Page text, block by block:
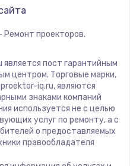
Ремонт проекторов.
пост гарантийным
центром. Торговые марки,
iq.ru, являются
знаками компаний
используется не с целью
услуг по ремонту, а с
о предоставляемых
правообладателя